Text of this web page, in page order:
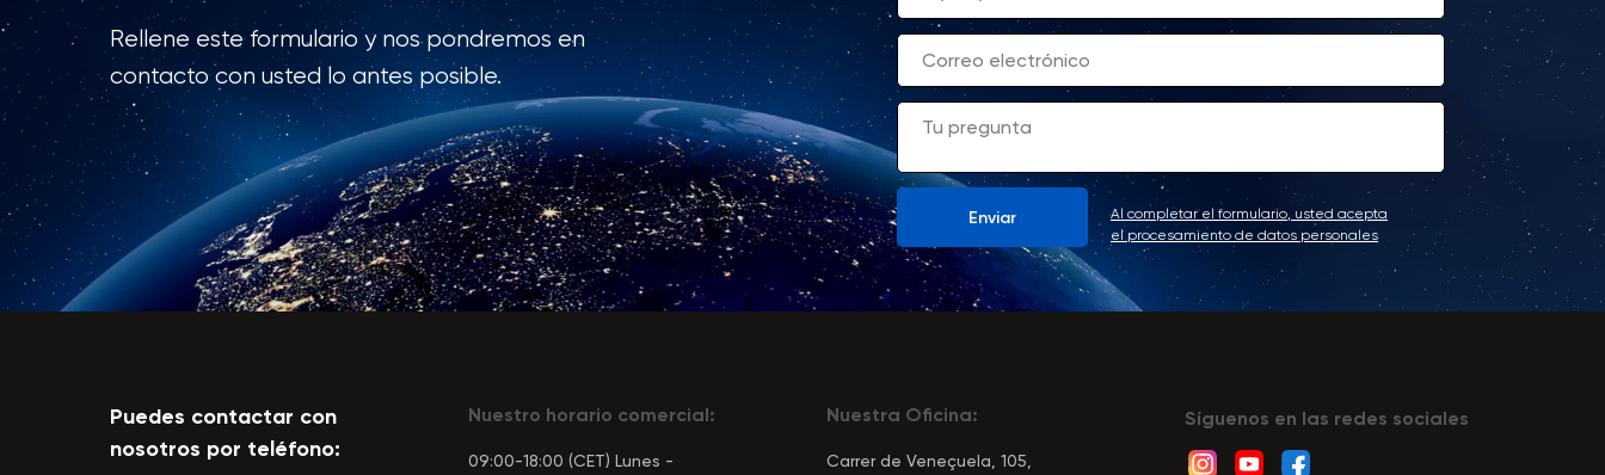
Enviar
Rellene este formulario y nos pondremos en
contacto con usted lo antes posible.
Al completar el formulario, usted acepta
el procesamiento de datos personales
Puedes contactar con
nosotros por teléfono:
Nuestro horario comercial:
09:00-18:00 (CET) Lunes -
Nuestra Oficina:
Carrer de Veneçuela, 105,
Síguenos en las redes sociales